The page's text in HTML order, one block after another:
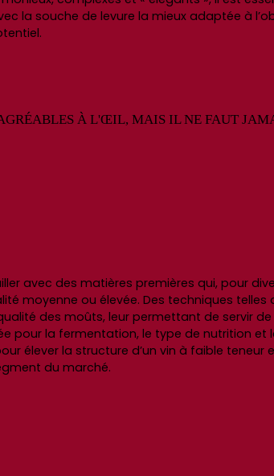
la souche de levure la mieux adaptée à
À L'ŒIL, MAIS IL NE FAUT
avec des matières premières qui, pour
moyenne ou élevée. Des techniques
des moûts, leur permettant de servir
pour la fermentation, le type de nutrition
élever la structure d’un vin à faible
du marché.